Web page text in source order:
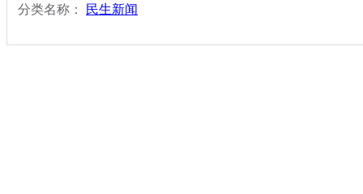
分类名称： 民生新闻